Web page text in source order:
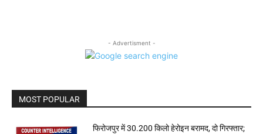
- Advertisment -
MOST POPULAR
फिरोजपुर में 30.200 किलो हेरोइन बरामद, दो गिरफ्तार;